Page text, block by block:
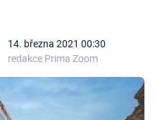
14. března 2021 00:30
redakce Prima Zoom